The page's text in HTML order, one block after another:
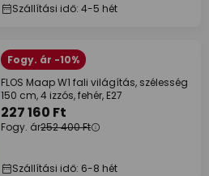
Szállítási idő: 4-5 hét
Fogy. ár -10%
FLOS Maap W1 fali világítás, szélesség
150 cm, 4 izzós, fehér, E27
227 160 Ft
Fogy. ár252 400 Ft
Szállítási idő: 6-8 hét